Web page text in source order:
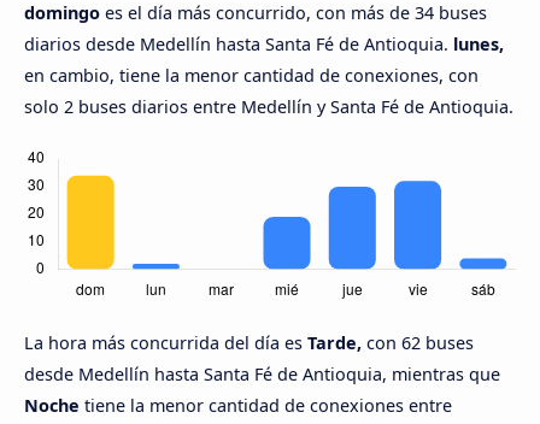
domingo es el día más concurrido, con más de 34 buses
diarios desde Medellín hasta Santa Fé de Antioquia. lunes,
en cambio, tiene la menor cantidad de conexiones, con
solo 2 buses diarios entre Medellín y Santa Fé de Antioquia.
La hora más concurrida del día es Tarde, con 62 buses
desde Medellín hasta Santa Fé de Antioquia, mientras que
Noche tiene la menor cantidad de conexiones entre